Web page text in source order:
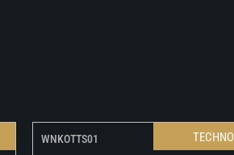
WNKOTTS01 TECHNO